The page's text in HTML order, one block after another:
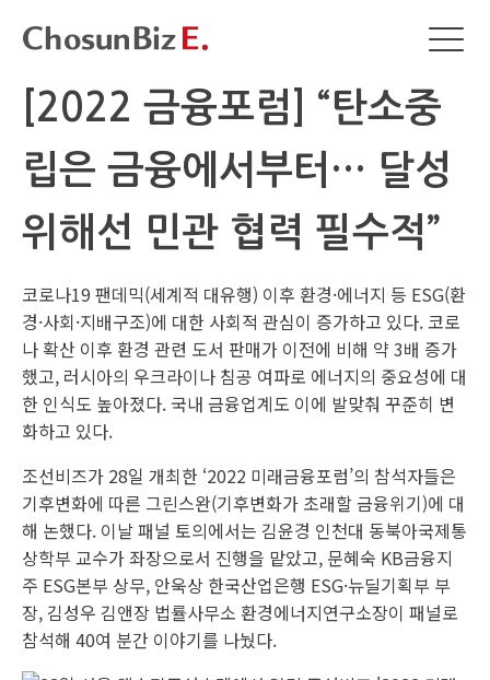
[2022 금융포럼] “탄소중
립은 금융에서부터… 달성
위해선 민관 협력 필수적”
코로나19 팬데믹(세계적 대유행) 이후 환경·에너지 등 ESG(환
경·사회·지배구조)에 대한 사회적 관심이 증가하고 있다. 코로
나 확산 이후 환경 관련 도서 판매가 이전에 비해 약 3배 증가
했고, 러시아의 우크라이나 침공 여파로 에너지의 중요성에 대
한 인식도 높아졌다. 국내 금융업계도 이에 발맞춰 꾸준히 변
화하고 있다.
조선비즈가 28일 개최한 ‘2022 미래금융포럼’의 참석자들은
기후변화에 따른 그린스완(기후변화가 초래할 금융위기)에 대
해 논했다. 이날 패널 토의에서는 김윤경 인천대 동북아국제통
상학부 교수가 좌장으로서 진행을 맡았고, 문혜숙 KB금융지
주 ESG본부 상무, 안욱상 한국산업은행 ESG·뉴딜기획부 부
장, 김성우 김앤장 법률사무소 환경에너지연구소장이 패널로
참석해 40여 분간 이야기를 나눴다.